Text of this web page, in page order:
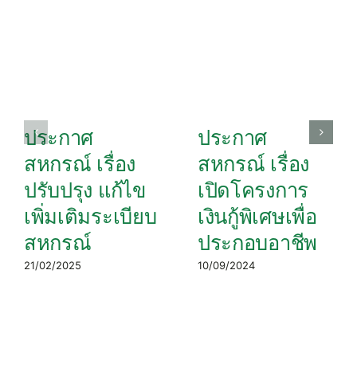
ประกาศ
สหกรณ์ เรื่อง
ปรับปรุง แก้ไข
เพิ่มเติมระเบียบ
สหกรณ์
21/02/2025
ประกาศ
สหกรณ์ เรื่อง
เปิดโครงการ
เงินกู้พิเศษเพื่อ
ประกอบอาชีพ
10/09/2024